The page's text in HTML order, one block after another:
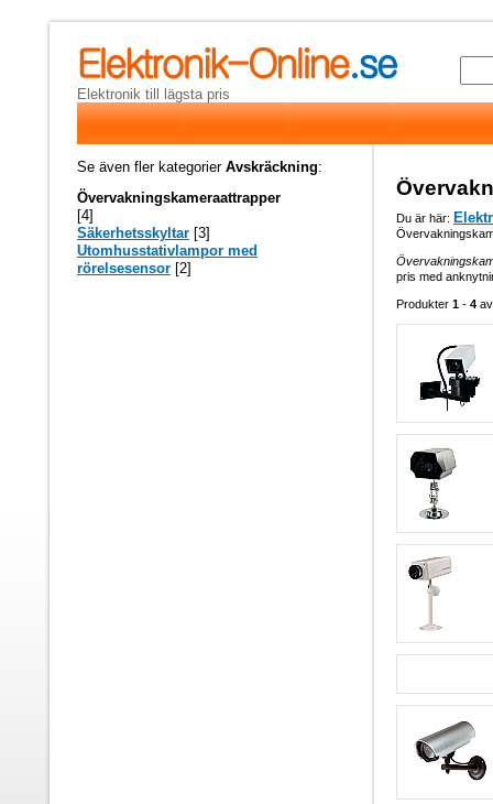
Elektronik till lägsta pris
Du är här:
pris med
Produkter 1 - 4
Se även fler kategorier Avskräckning:
Övervakningskameraattrapper
[4]
Säkerhetsskyltar [3]
Utomhusstativlampor med
rörelsesensor [2]